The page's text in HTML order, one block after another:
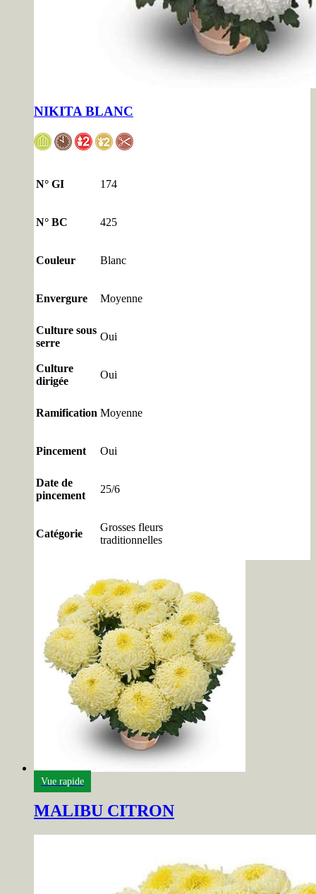
NIKITA BLANC
N° GI 174
N° BC 425
Couleur Blanc
Envergure Moyenne
Culture sous
serre
Oui
Culture
dirigée
Oui
Ramification Moyenne
Pincement Oui
Date de
pincement
25/6
Catégorie
Grosses fleurs
traditionnelles
Vue rapide
MALIBU CITRON